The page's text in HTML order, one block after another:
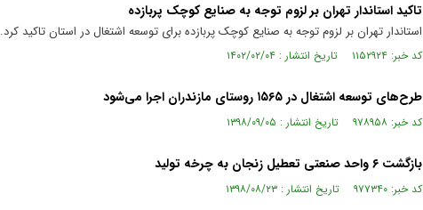
تاکید استاندار تهران بر لزوم توجه به صنایع کوچک پربازده
استاندار تهران بر لزوم توجه به صنایع کوچک پربازده برای توسعه اشتغال در استان تاکید کرد.
کد خبر: ۱۱۵۲۹۲۴ تاریخ انتشار : ۱۴۰۲/۰۲/۰۴
طرح‌های توسعه اشتغال در ۱۵۶۵ روستای مازندران اجرا می‌شود
کد خبر: ۹۷۸۹۵۸ تاریخ انتشار : ۱۳۹۸/۰۹/۰۵
بازگشت ۶ واحد صنعتی تعطیل زنجان به چرخه تولید
کد خبر: ۹۷۷۳۴۰ تاریخ انتشار : ۱۳۹۸/۰۸/۲۳